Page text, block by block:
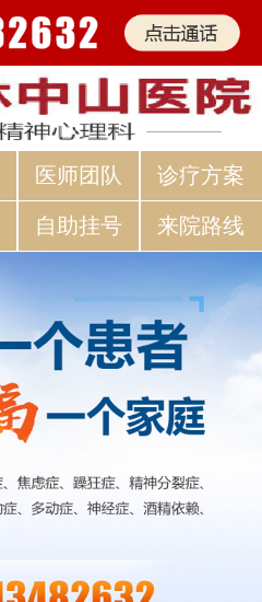
医师团队 诊疗方案
自助挂号 来院路线